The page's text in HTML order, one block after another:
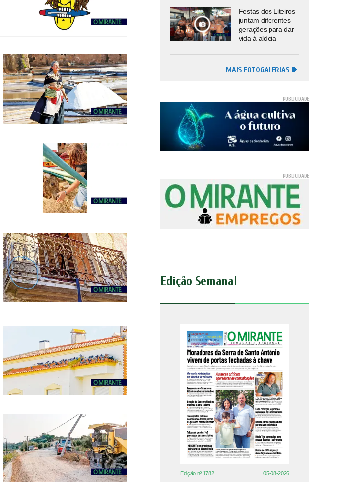
Festas dos Liteiros
juntam diferentes
gerações para dar
vida à aldeia
MAIS FOTOGALERIAS
Edição Semanal
Edição nº 1782 05-08-2026